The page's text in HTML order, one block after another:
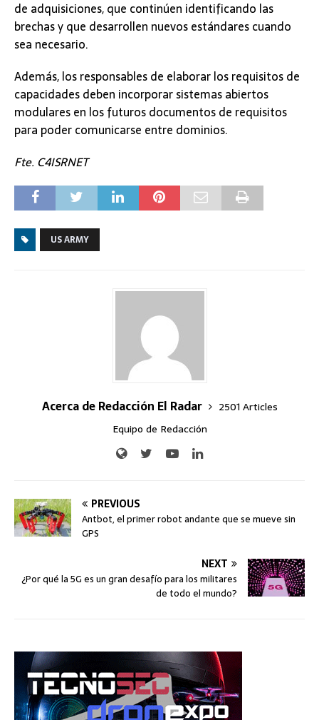
de adquisiciones, que continúen identificando las
brechas y que desarrollen nuevos estándares cuando
sea necesario.
Además, los responsables de elaborar los requisitos de
capacidades deben incorporar sistemas abiertos
modulares en los futuros documentos de requisitos
para poder comunicarse entre dominios.
Fte. C4ISRNET
US ARMY
Acerca de Redacción El Radar
2501 Articles
Equipo de Redacción
PREVIOUS
Antbot, el primer robot andante que se mueve sin
GPS
NEXT
¿Por qué la 5G es un gran desafío para los militares
de todo el mundo?